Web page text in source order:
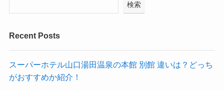
検索
Recent Posts
スーパーホテル山口湯田温泉の本館 別館 違いは？どっち
がおすすめか紹介！